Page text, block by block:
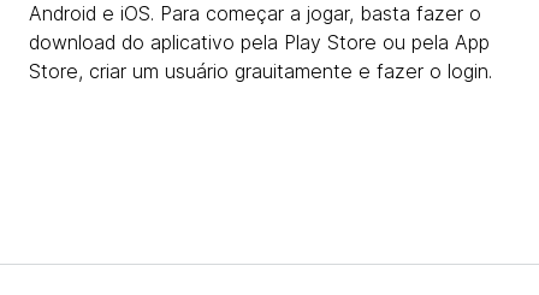
Android e iOS. Para começar a jogar, basta fazer o
download do aplicativo pela Play Store ou pela App
Store, criar um usuário grauitamente e fazer o login.